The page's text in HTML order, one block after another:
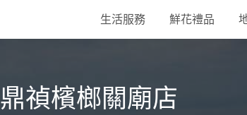
生活服務 鮮花禮品
鼎禎檳榔關廟店